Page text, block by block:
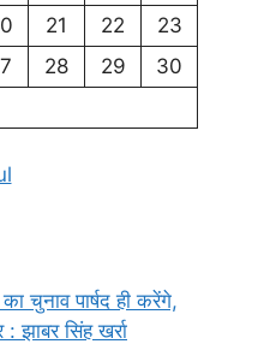
21 22
23
28 29
30
चुनाव पार्षद ही करेंगे,
: झाबर सिंह खर्रा